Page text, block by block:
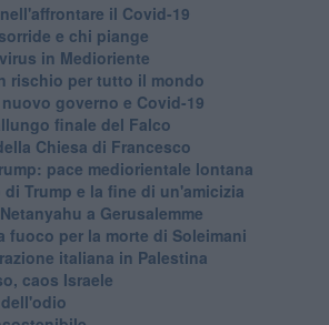
il Covid-19
e chi piange
in Medioriente
rischio per tutto il mondo
governo e Covid-19
finale del Falco
Chiesa di Francesco
pace mediorientale lontana
Trump e la fine di un'amicizia
a Gerusalemme
fuoco per la morte di Soleimani
italiana in Palestina
caos Israele